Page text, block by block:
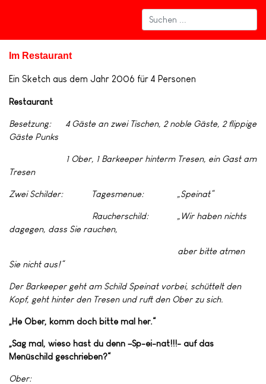
Im Restaurant
Ein Sketch aus dem Jahr 2006 für 4 Personen
Restaurant
Besetzung: 4 Gäste an zwei Tischen, 2 noble Gäste, 2 flippige
Gäste Punks
1 Ober, 1 Barkeeper hinterm Tresen, ein Gast am
Tresen
Zwei Schilder: Tagesmenue: „Speinat“
Raucherschild: „Wir haben nichts
dagegen, dass Sie rauchen,
aber bitte atmen
Sie nicht aus!“
Der Barkeeper geht am Schild Speinat vorbei, schüttelt den
Kopf, geht hinter den Tresen und ruft den Ober zu sich.
„He Ober, komm doch bitte mal her.“
„Sag mal, wieso hast du denn –Sp-ei-nat!!!- auf das
Menüschild geschrieben?“
Ober: